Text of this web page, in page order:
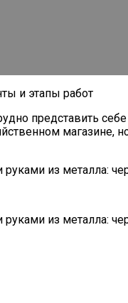
представить
магазине,